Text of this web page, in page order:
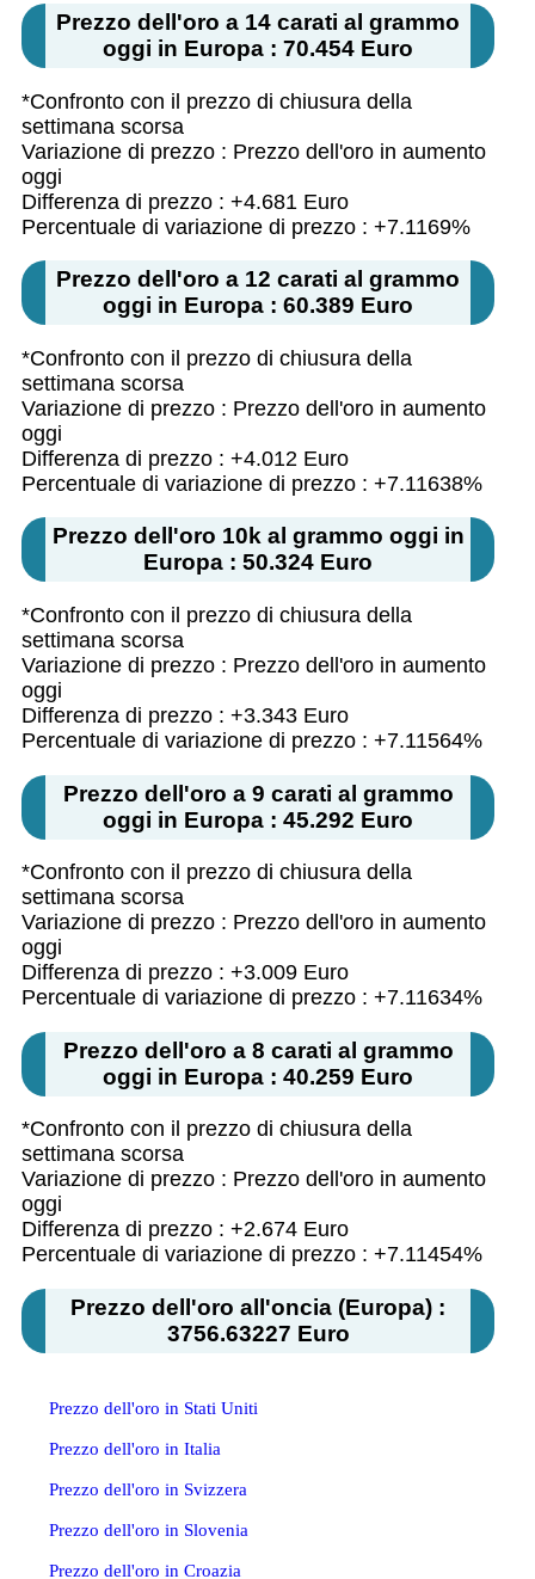
Prezzo dell'oro a 14 carati al grammo
oggi in Europa : 70.454 Euro
*Confronto con il prezzo di chiusura della
settimana scorsa
Variazione di prezzo : Prezzo dell'oro in aumento
oggi
Differenza di prezzo : +4.681 Euro
Percentuale di variazione di prezzo : +7.1169%
Prezzo dell'oro a 12 carati al grammo
oggi in Europa : 60.389 Euro
*Confronto con il prezzo di chiusura della
settimana scorsa
Variazione di prezzo : Prezzo dell'oro in aumento
oggi
Differenza di prezzo : +4.012 Euro
Percentuale di variazione di prezzo : +7.11638%
Prezzo dell'oro 10k al grammo oggi in
Europa : 50.324 Euro
*Confronto con il prezzo di chiusura della
settimana scorsa
Variazione di prezzo : Prezzo dell'oro in aumento
oggi
Differenza di prezzo : +3.343 Euro
Percentuale di variazione di prezzo : +7.11564%
Prezzo dell'oro a 9 carati al grammo
oggi in Europa : 45.292 Euro
*Confronto con il prezzo di chiusura della
settimana scorsa
Variazione di prezzo : Prezzo dell'oro in aumento
oggi
Differenza di prezzo : +3.009 Euro
Percentuale di variazione di prezzo : +7.11634%
Prezzo dell'oro a 8 carati al grammo
oggi in Europa : 40.259 Euro
*Confronto con il prezzo di chiusura della
settimana scorsa
Variazione di prezzo : Prezzo dell'oro in aumento
oggi
Differenza di prezzo : +2.674 Euro
Percentuale di variazione di prezzo : +7.11454%
Prezzo dell'oro all'oncia (Europa) :
3756.63227 Euro
Prezzo dell'oro in Stati Uniti
Prezzo dell'oro in Italia
Prezzo dell'oro in Svizzera
Prezzo dell'oro in Slovenia
Prezzo dell'oro in Croazia